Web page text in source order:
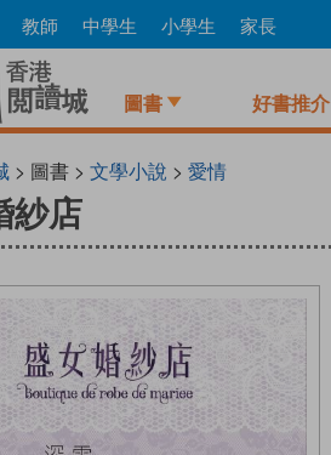
教師 中學生 小學生 家長
圖書 好書推介
> 圖書 > 文學小說 > 愛情
紗店